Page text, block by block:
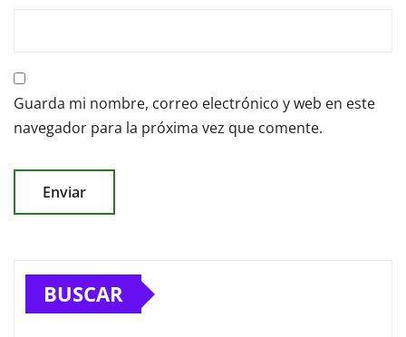
Guarda mi nombre, correo electrónico y web en este
navegador para la próxima vez que comente.
BUSCAR